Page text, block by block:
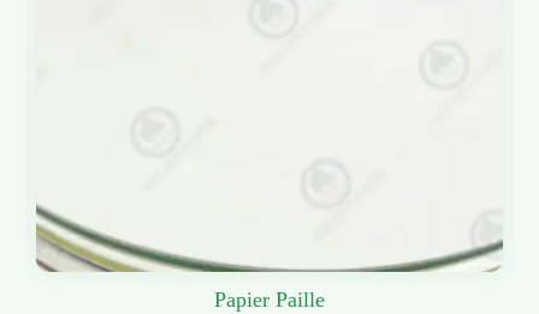
Papier Paille